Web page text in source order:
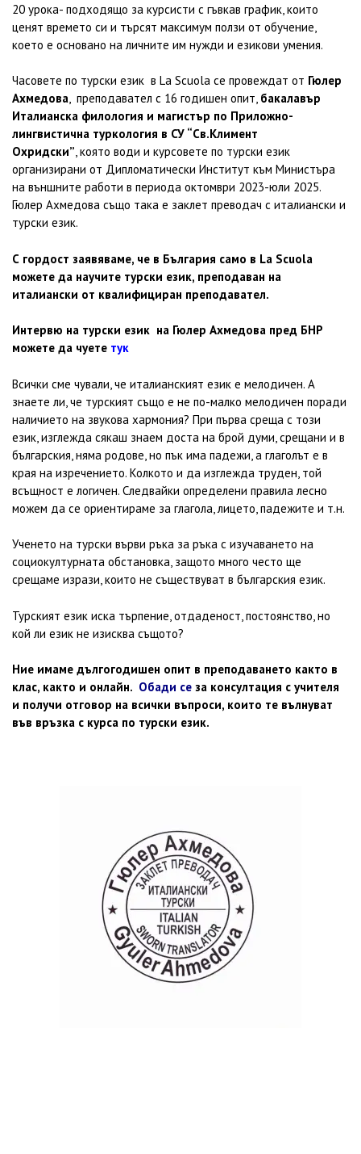
20 урока- подходящо за курсисти с гъвкав график, които
ценят времето си и търсят максимум ползи от обучение,
което е основано на личните им нужди и езикови умения.
Часовете по турски език в La Scuola се провеждат от Гюлер
Ахмедова, преподавател с 16 годишен опит, бакалавър
Италианска филология и магистър по Приложно-
лингвистична туркология в СУ “Св.Климент
Охридски”,която води и курсовете по турски език
организирани от Дипломатически Институт към Министъра
на външните работи в периода октомври 2023-юли 2025.
Гюлер Ахмедова също така е заклет преводач с италиански и
турски език.
С гордост заявяваме, че в България само в La Scuola
можете да научите турски език, преподаван на
италиански от квалифициран преподавател.
Интервю на турски език на Гюлер Ахмедова пред БНР
можете да чуете тук
Всички сме чували, че италианският език е мелодичен. А
знаете ли, че турският също е не по-малко мелодичен поради
наличието на звукова хармония? При първа среща с този
език, изглежда сякаш знаем доста на брой думи, срещани и в
българския, няма родове, но пък има падежи, а глаголът е в
края на изречението. Колкото и да изглежда труден, той
всъщност е логичен. Следвайки определени правила лесно
можем да се ориентираме за глагола, лицето, падежите и т.н.
Ученето на турски върви ръка за ръка с изучаването на
социокултурната обстановка, защото много често ще
срещаме изрази, които не съществуват в българския език.
Турският език иска търпение, отдаденост, постоянство, но
кой ли език не изисква същото?
Ние имаме дългогодишен опит в преподаването както в
клас, както и онлайн. Обади се за консултация с учителя
и получи отговор на всички въпроси, които те вълнуват
във връзка с курса по турски език.